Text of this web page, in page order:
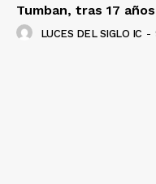
Tumban, tras 17
LUCES DEL SIGLO IC -